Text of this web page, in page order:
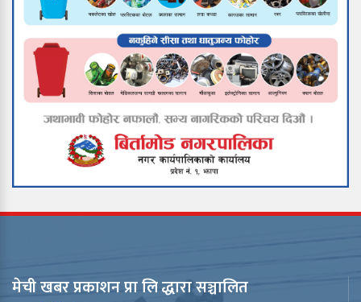
मेची खबर प्रकाशन प्रा लि द्धारा सञ्चालित